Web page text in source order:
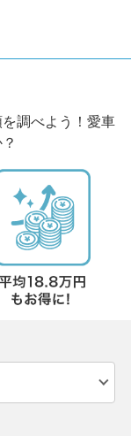
調べよう！愛車